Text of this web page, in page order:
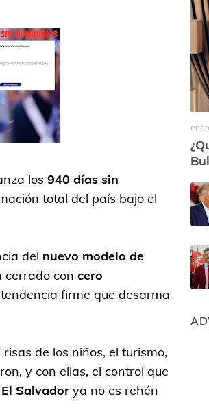
los 940 días sin
total del país bajo el
del nuevo modelo de
cerrado con cero
firme que desarma
de los niños, el turismo,
y con ellas, el control que
El Salvador ya no es rehén